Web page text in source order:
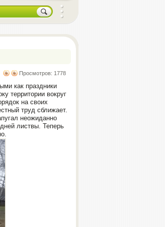
Просмотров: 1778
как праздники
территории вокруг
на своих
труд сближает.
неожиданно
листвы. Теперь